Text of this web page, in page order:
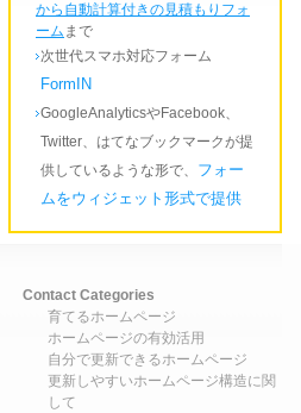
から自動計算付きの見積もりフォ
ーム まで
次世代スマホ対応フォーム
FormIN
GoogleAnalyticsやFacebook、
Twitter、はてなブックマークが提
供しているような形で、 フォー
ムをウィジェット形式で提供
Contact Categories
育てるホームページ
ホームページの有効活用
自分で更新できるホームページ
更新しやすいホームページ構造に関
して